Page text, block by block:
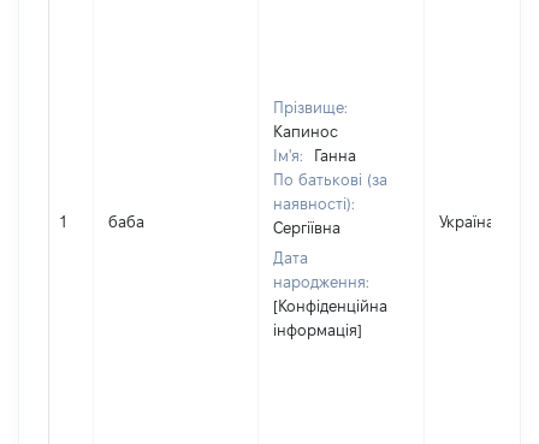
1 баба
Прізвище:
Капинос
Ім'я:
Ганна
По батькові (за
наявності):
Сергіївна
Дата
народження:
[Конфіденційна
інформація]
Україна